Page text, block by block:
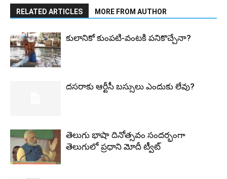
RELATED ARTICLES MORE FROM AUTHOR
కులానికో కుంప‌టి-వంట‌కి ప‌నికొచ్చేనా?
ద‌స‌రాకు ఆర్టీసీ బ‌స్సులు ఎందుకు లేవు?
తెలుగు భాషా దినోత్సవం సందర్భంగా
తెలుగులో ప్రధాని మోదీ ట్వీట్